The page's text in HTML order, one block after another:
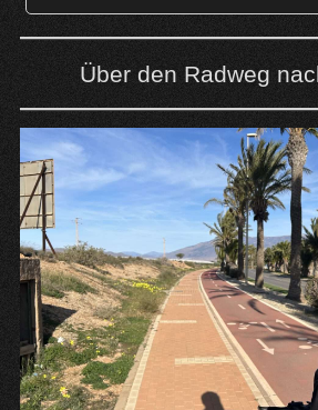
Über den Radweg